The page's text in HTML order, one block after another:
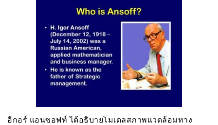
อิกอร์ แอนซอฟท์ ได้อธิบายโมเดลสภาพแวดล้อมทาง